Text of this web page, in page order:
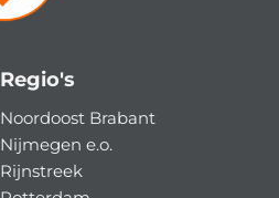
Regio's
Noordoost Brabant
Nijmegen e.o.
Rijnstreek